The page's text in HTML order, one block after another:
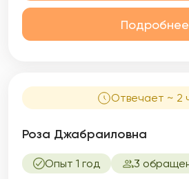
Подробнее
Отвечает ~ 2
Роза Джабраиловна
Опыт 1 год 3